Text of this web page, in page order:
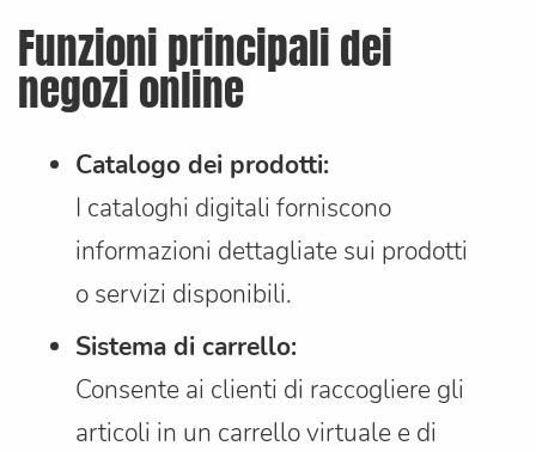
Funzioni principali dei
negozi online
Catalogo dei prodotti:
I cataloghi digitali forniscono
informazioni dettagliate sui prodotti
o servizi disponibili.
Sistema di carrello:
Consente ai clienti di raccogliere gli
articoli in un carrello virtuale e di